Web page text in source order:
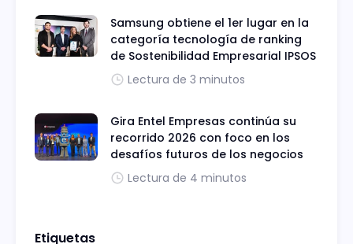
Samsung obtiene el 1er lugar en la
categoría tecnología de ranking
de Sostenibilidad Empresarial IPSOS
Lectura de 3 minutos
Gira Entel Empresas continúa su
recorrido 2026 con foco en los
desafíos futuros de los negocios
Lectura de 4 minutos
Etiquetas